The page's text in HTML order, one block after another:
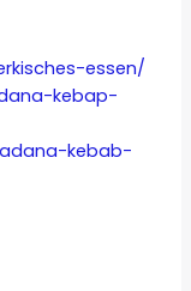
essen/
kebap-
kebab-